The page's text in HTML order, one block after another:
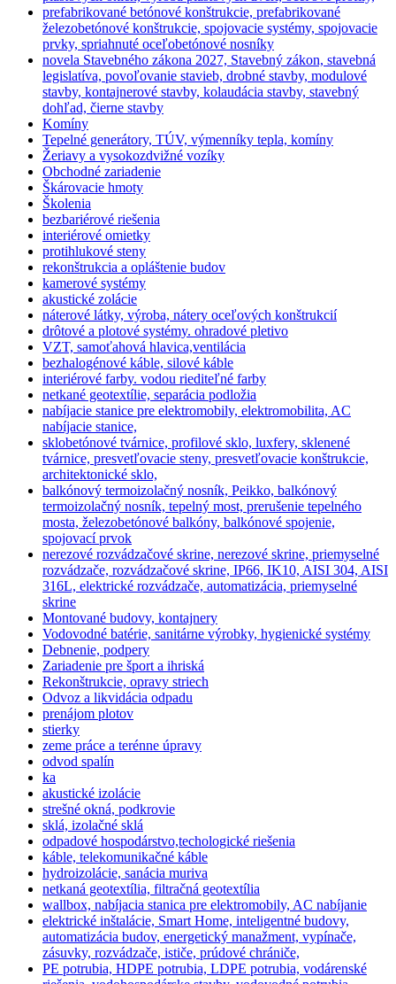
prefabrikované betónové konštrukcie, prefabrikované
železobetónové konštrukcie, spojovacie systémy, spojovacie
prvky, spriahnuté oceľobetónové nosníky
novela Stavebného zákona 2027, Stavebný zákon, stavebná
legislatíva, povoľovanie stavieb, drobné stavby, modulové
stavby, kontajnerové stavby, kolaudácia stavby, stavebný
dohľad, čierne stavby
Komíny
Tepelné generátory, TÚV, výmenníky tepla, komíny
Žeriavy a vysokozdvižné vozíky
Obchodné zariadenie
Škárovacie hmoty
Školenia
bezbariérové riešenia
interiérové omietky
protihlukové steny
rekonštrukcia a opláštenie budov
kamerové systémy
akustické zolácie
náterové látky, výroba, nátery oceľových konštrukcií
drôtové a plotové systémy. ohradové pletivo
VZT, samoťahová hlavica,ventilácia
bezhalogénové káble, silové káble
interiérové farby. vodou riediteľné farby
netkané geotextílie, separácia podložia
nabíjacie stanice pre elektromobily, elektromobilita, AC
nabíjacie stanice,
sklobetónové tvárnice, profilové sklo, luxfery, sklenené
tvárnice, presvetľovacie steny, presvetľovacie konštrukcie,
architektonické sklo,
balkónový termoizolačný nosník, Peikko, balkónový
termoizolačný nosník, tepelný most, prerušenie tepelného
mosta, železobetónové balkóny, balkónové spojenie,
spojovací prvok
nerezové rozvádzačové skrine, nerezové skrine, priemyselné
rozvádzače, rozvádzačové skrine, IP66, IK10, AISI 304, AISI
316L, elektrické rozvádzače, automatizácia, priemyselné
skrine
Montované budovy, kontajnery
Vodovodné batérie, sanitárne výrobky, hygienické systémy
Debnenie, podpery
Zariadenie pre šport a ihriská
Rekonštrukcie, opravy striech
Odvoz a likvidácia odpadu
prenájom plotov
stierky
zeme práce a terénne úpravy
odvod spalín
ka
akustické izolácie
strešné okná, podkrovie
sklá, izolačné sklá
odpadové hospodárstvo,techologické riešenia
káble, telekomunikačné káble
hydroizolácie, sanácia muriva
netkaná geotextília, filtračná geotextília
wallbox, nabíjacia stanica pre elektromobily, AC nabíjanie
elektrické inštalácie, Smart Home, inteligentné budovy,
automatizácia budov, energetický manažment, vypínače,
zásuvky, rozvádzače, ističe, prúdové chrániče,
PE potrubia, HDPE potrubia, LDPE potrubia, vodárenské